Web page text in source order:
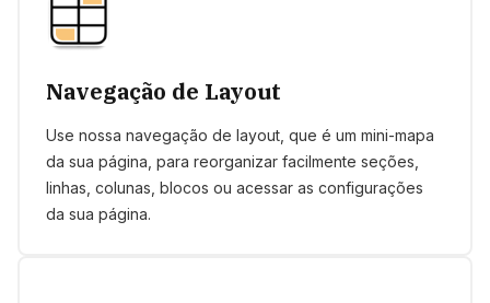
Navegação de Layout
Use nossa navegação de layout, que é um mini-mapa
da sua página, para reorganizar facilmente seções,
linhas, colunas, blocos ou acessar as configurações
da sua página.